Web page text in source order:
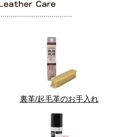
裏革/起毛革のお手入れ